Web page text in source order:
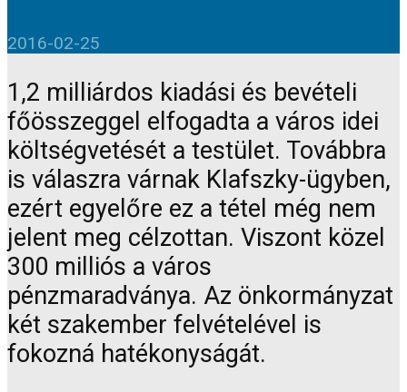
2016-02-25
1,2 milliárdos kiadási és bevételi
főösszeggel elfogadta a város idei
költségvetését a testület. Továbbra
is válaszra várnak Klafszky-ügyben,
ezért egyelőre ez a tétel még nem
jelent meg célzottan. Viszont közel
300 milliós a város
pénzmaradványa. Az önkormányzat
két szakember felvételével is
fokozná hatékonyságát.